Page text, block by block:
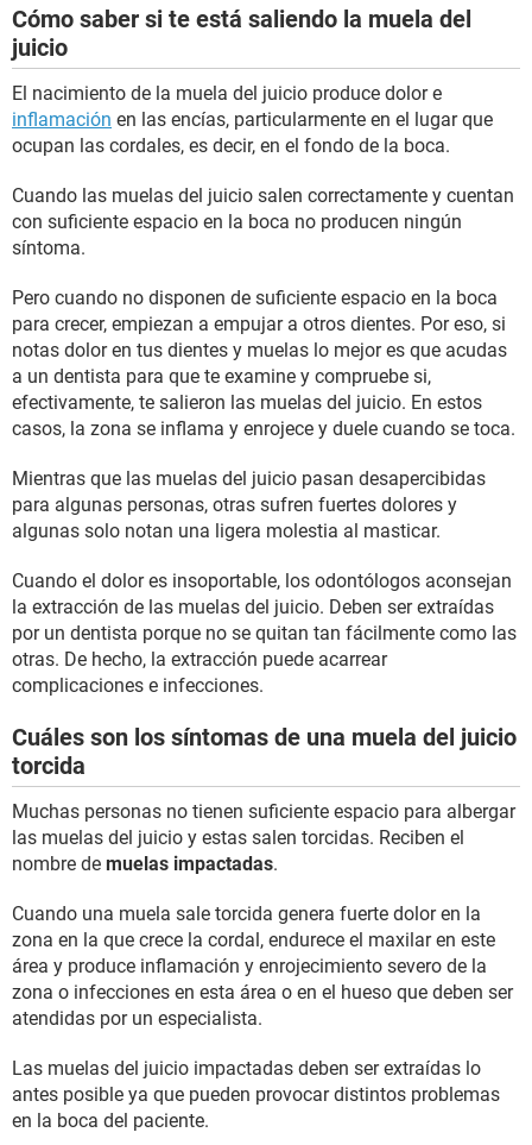
Cómo saber si te está saliendo la muela del
juicio
El nacimiento de la muela del juicio produce dolor e
inflamación en las encías, particularmente en el lugar que
ocupan las cordales, es decir, en el fondo de la boca.
Cuando las muelas del juicio salen correctamente y cuentan
con suficiente espacio en la boca no producen ningún
síntoma.
Pero cuando no disponen de suficiente espacio en la boca
para crecer, empiezan a empujar a otros dientes. Por eso, si
notas dolor en tus dientes y muelas lo mejor es que acudas
a un dentista para que te examine y compruebe si,
efectivamente, te salieron las muelas del juicio. En estos
casos, la zona se inflama y enrojece y duele cuando se toca.
Mientras que las muelas del juicio pasan desapercibidas
para algunas personas, otras sufren fuertes dolores y
algunas solo notan una ligera molestia al masticar.
Cuando el dolor es insoportable, los odontólogos aconsejan
la extracción de las muelas del juicio. Deben ser extraídas
por un dentista porque no se quitan tan fácilmente como las
otras. De hecho, la extracción puede acarrear
complicaciones e infecciones.
Cuáles son los síntomas de una muela del juicio
torcida
Muchas personas no tienen suficiente espacio para albergar
las muelas del juicio y estas salen torcidas. Reciben el
nombre de muelas impactadas.
Cuando una muela sale torcida genera fuerte dolor en la
zona en la que crece la cordal, endurece el maxilar en este
área y produce inflamación y enrojecimiento severo de la
zona o infecciones en esta área o en el hueso que deben ser
atendidas por un especialista.
Las muelas del juicio impactadas deben ser extraídas lo
antes posible ya que pueden provocar distintos problemas
en la boca del paciente.